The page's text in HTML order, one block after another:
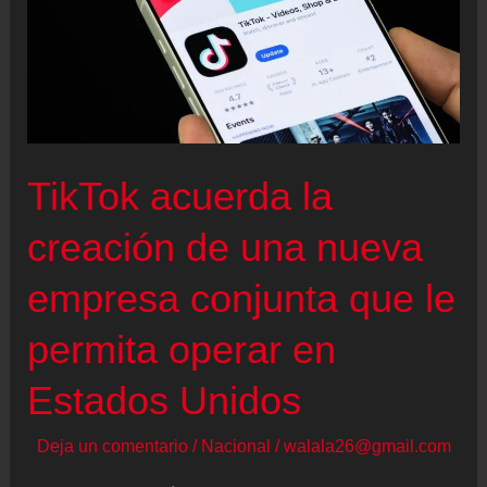
TikTok acuerda la
creación de una nueva
empresa conjunta que le
permita operar en
Estados Unidos
Deja un comentario / Nacional /walala26@gmail.com